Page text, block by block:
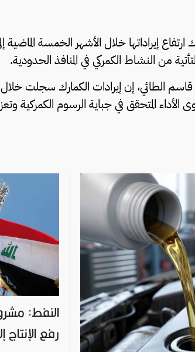
من النشاط الكمركي في المنافذ الحدودية.
المتحقق في جباية الرسوم الكمركية
النفط:
رفع الإنتاج إلى 420 ألف